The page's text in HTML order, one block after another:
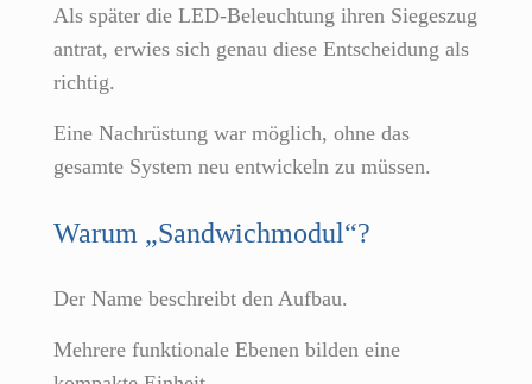
Als später die LED-Beleuchtung ihren Siegeszug
antrat, erwies sich genau diese Entscheidung als
richtig.
Eine Nachrüstung war möglich, ohne das
gesamte System neu entwickeln zu müssen.
Warum „Sandwichmodul“?
Der Name beschreibt den Aufbau.
Mehrere funktionale Ebenen bilden eine